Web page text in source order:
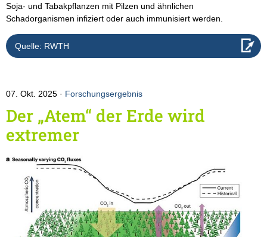
Soja- und Tabakpflanzen mit Pilzen und ähnlichen
Schadorganismen infiziert oder auch immunisiert werden.
Quelle: RWTH
07. Okt. 2025 Forschungsergebnis
Der „Atem“ der Erde wird
extremer